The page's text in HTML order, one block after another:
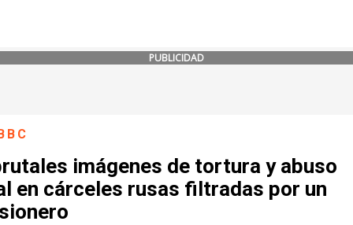
PUBLICIDAD
imágenes de tortura y abuso
en cárceles rusas filtradas por un